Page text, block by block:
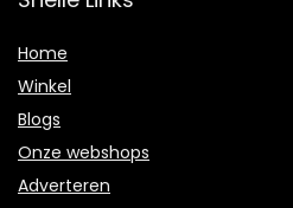
Home
Winkel
Blogs
Onze webshops
Adverteren